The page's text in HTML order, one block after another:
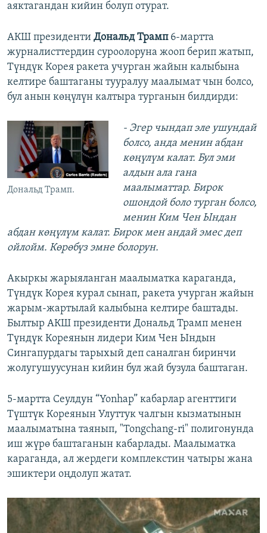
аяктагандан кийин болуп отурат.
АКШ президенти Дональд Трамп 6-мартта
журналисттердин суроолоруна жооп берип жатып,
Түндүк Корея ракета учурган жайын калыбына
келтире баштаганы тууралуу маалымат чын болсо,
бул анын көңүлүн калтыра турганын билдирди:
Дональд Трамп.
- Эгер чындап эле ушундай
болсо, анда менин абдан
көңүлүм калат. Бул эми
алдын ала гана
маалыматтар. Бирок
ошондой боло турган болсо,
менин Ким Чен Ындан
абдан көңүлүм калат. Бирок мен андай эмес деп
ойлойм. Көрөбүз эмне болорун.
Акыркы жарыяланган маалыматка караганда,
Түндүк Корея курал сынап, ракета учурган жайын
жарым-жартылай калыбына келтире баштады.
Былтыр АКШ президенти Дональд Трамп менен
Түндүк Кореянын лидери Ким Чен Ындын
Сингапурдагы тарыхый деп саналган биринчи
жолугушуусунан кийин бул жай бузула баштаган.
5-мартта Сеулдун “Yonhap” кабарлар агенттиги
Түштүк Кореянын Улуттук чалгын кызматынын
маалыматына таянып, "Tongchang-ri" полигонунда
иш жүрө баштаганын кабарлады. Маалыматка
караганда, ал жердеги комплекстин чатыры жана
эшиктери оңдолуп жатат.